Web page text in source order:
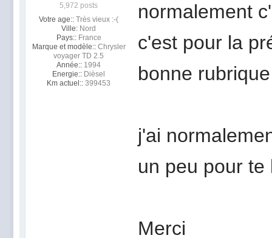
5,972 posts
Votre age:: Très vieux :-(
Ville: Nord
Pays:: France
Marque et modèle:: Chrysler
voyager TD 2.5
Année:: 1994
Energie:: Dièsel
Km actuel:: 399453
normalement
c'est pour la
bonne
j'ai
un peu pour
Merci